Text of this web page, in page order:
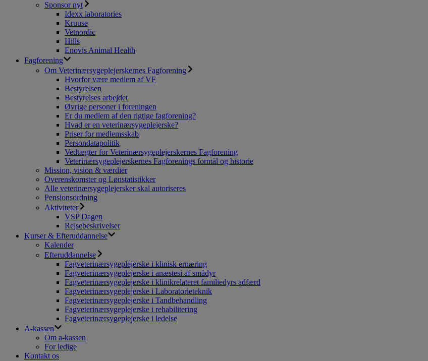
Sponsor nyt
Idexx laboratories
Kruuse
Vetnordic
Hills
Enovis Animal Health
Fagforening
Om Veterinærsygeplejerskernes Fagforening
Hvorfor være medlem af VF
Bestyrelsen
Bestyrelses arbejdet
Øvrige personer i foreningen
Er du medlem af den rigtige fagforening?
Hvad er en veterinærsygeplejerske?
Priser for medlemsskab
Persondatapolitik
Vedtægter for Veterinærsygeplejerskernes Fagforening
Veterinærsygeplejerskernes Fagforenings formål og historie
Mission, vision & værdier
Overenskomster og Lønstatistikker
Alle veterinærsygeplejersker skal autoriseres
Pensionsordning
Aktiviteter
VSP Dagen
Rejsebeskrivelser
Kurser & Efteruddannelse
Kalender
Efteruddannelse
Fagveterinærsygeplejerske i klinisk ernæring
Fagveterinærsygeplejerske i anæstesi af smådyr
Fagveterinærsygeplejerske i klinikrelateret familiedyrs adfærd
Fagveterinærsygeplejerske i Laboratorieteknik
Fagveterinærsygeplejerske i Tandbehandling
Fagveterinærsygeplejerske i rehabilitering
Fagveterinærsygeplejerske i ledelse
A-kassen
Om a-kassen
For ledige
Kontakt os